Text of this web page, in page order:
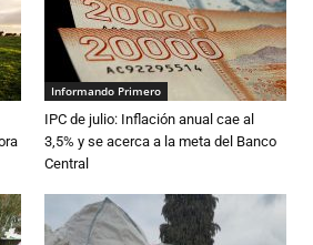
Informando Primero
IPC de julio: Inflación anual cae al
3,5% y se acerca a la meta del Banco
Central